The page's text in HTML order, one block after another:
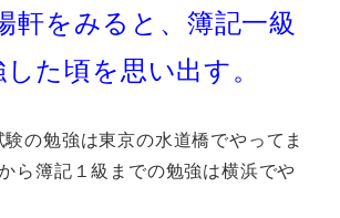
軒をみると、簿記一級
た頃を思い出す。
の勉強は東京の水道橋でやってま
ら簿記１級までの勉強は横浜でや